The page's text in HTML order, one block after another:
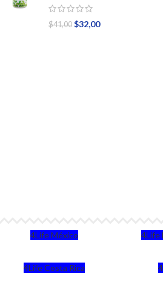
$41,00 $32,00
4Life México 4Life
4Life Costa Rica